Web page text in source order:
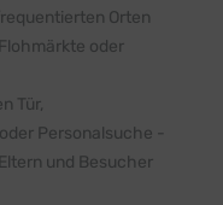
Orten
oder
Tür,
Personalsuche -
und Besucher